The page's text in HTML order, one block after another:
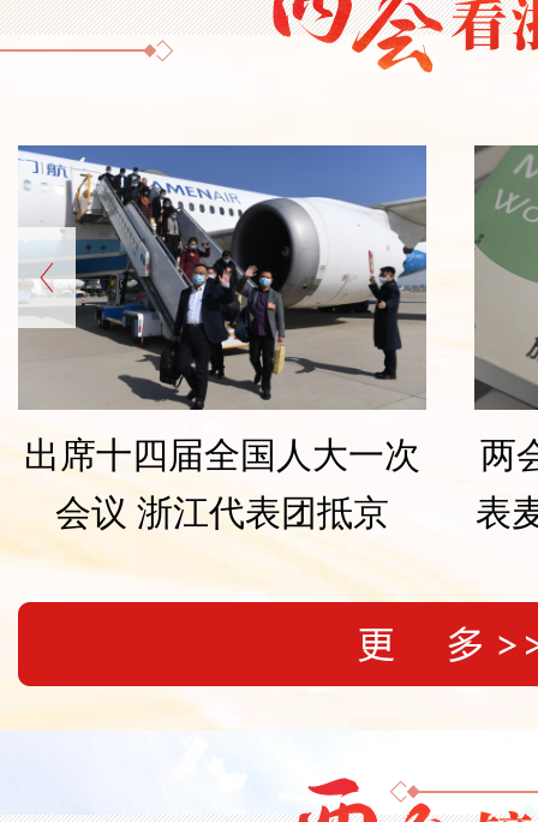
两会行李箱丨全国人大代
表麦家带这本书赴京 原来
沪
别